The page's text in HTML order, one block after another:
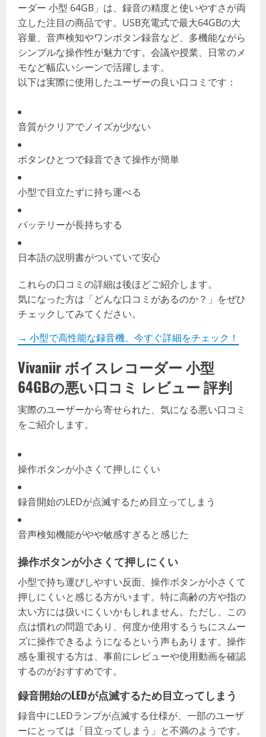
ーダー 小型 64GB」は、録音の精度と使いやすさが両
立した注目の商品です。USB充電式で最大64GBの大
容量、音声検知やワンボタン録音など、多機能ながら
シンプルな操作性が魅力です。会議や授業、日常のメ
モなど幅広いシーンで活躍します。
以下は実際に使用したユーザーの良い口コミです：
音質がクリアでノイズが少ない
ボタンひとつで録音できて操作が簡単
小型で目立たずに持ち運べる
バッテリーが長持ちする
日本語の説明書がついていて安心
これらの口コミの詳細は後ほどご紹介します。
気になった方は「どんな口コミがあるのか？」をぜひ
チェックしてみてください。
→ 小型で高性能な録音機、今すぐ詳細をチェック！
Vivaniir ボイスレコーダー 小型
64GBの悪い口コミ レビュー 評判
実際のユーザーから寄せられた、気になる悪い口コミ
をご紹介します。
操作ボタンが小さくて押しにくい
録音開始のLEDが点滅するため目立ってしまう
音声検知機能がやや敏感すぎると感じた
操作ボタンが小さくて押しにくい
小型で持ち運びしやすい反面、操作ボタンが小さくて
押しにくいと感じる方がいます。特に高齢の方や指の
太い方には扱いにくいかもしれません。ただし、この
点は慣れの問題であり、何度か使用するうちにスムー
ズに操作できるようになるという声もあります。操作
感を重視する方は、事前にレビューや使用動画を確認
するのがおすすめです。
録音開始のLEDが点滅するため目立ってしまう
録音中にLEDランプが点滅する仕様が、一部のユーザ
ーにとっては「目立ってしまう」と不満のようです。